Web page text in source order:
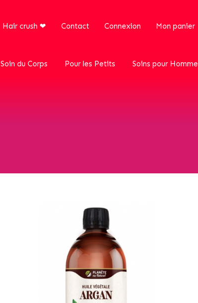
Hair crush ❤ Contact Connexion Mon panier
Soin du Corps Pour les Petits Soins pour Homme